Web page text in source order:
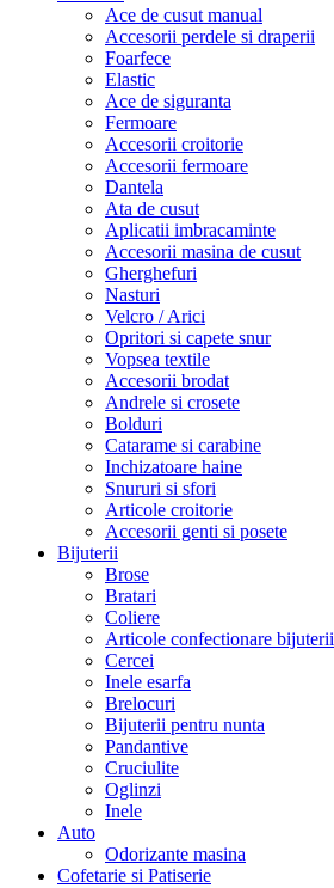
Ace de cusut manual
Accesorii perdele si draperii
Foarfece
Elastic
Ace de siguranta
Fermoare
Accesorii croitorie
Accesorii fermoare
Dantela
Ata de cusut
Aplicatii imbracaminte
Accesorii masina de cusut
Gherghefuri
Nasturi
Velcro / Arici
Opritori si capete snur
Vopsea textile
Accesorii brodat
Andrele si crosete
Bolduri
Catarame si carabine
Inchizatoare haine
Snururi si sfori
Articole croitorie
Accesorii genti si posete
Bijuterii
Brose
Bratari
Coliere
Articole confectionare bijuterii
Cercei
Inele esarfa
Brelocuri
Bijuterii pentru nunta
Pandantive
Cruciulite
Oglinzi
Inele
Auto
Odorizante masina
Cofetarie si Patiserie